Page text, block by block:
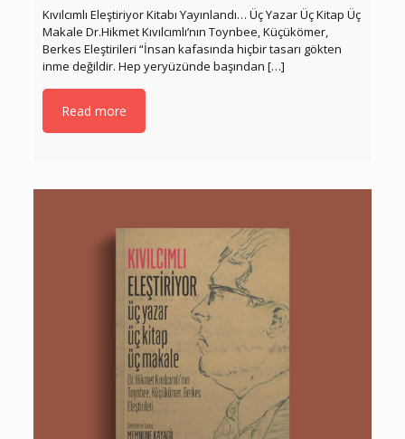
Kıvılcımlı Eleştiriyor Kitabı Yayınlandı… Üç Yazar Üç Kitap Üç
Makale Dr.Hikmet Kıvılcımlı’nın Toynbee, Küçükömer,
Berkes Eleştirileri “İnsan kafasında hiçbir tasarı gökten
inme değildir. Hep yeryüzünde başından […]
Read more